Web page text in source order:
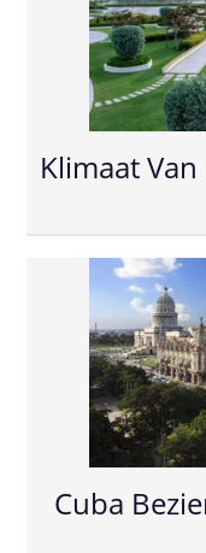
Klimaat
Cuba